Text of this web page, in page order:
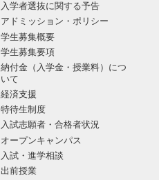
入学者選抜に関する予告
アドミッション・ポリシー
学生募集概要
学生募集要項
納付金（入学金・授業料）につ
いて
経済支援
特待生制度
入試志願者・合格者状況
オープンキャンパス
入試・進学相談
出前授業